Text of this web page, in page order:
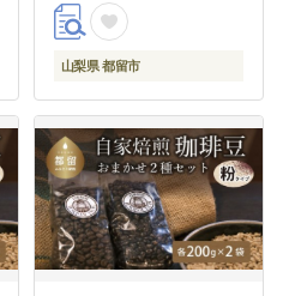
mizu みず てんねんす
山梨県 都留市